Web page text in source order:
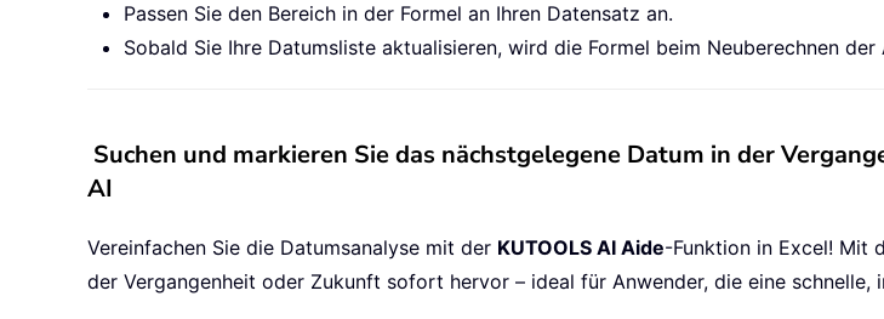
Passen Sie den Bereich in der Formel an Ihren Datensatz an.
Sobald Sie Ihre Datumsliste aktualisieren, wird die Formel beim Neuberechnen
Suchen und markieren Sie das nächstgelegene Datum in der
AI
Vereinfachen Sie die Datumsanalyse mit der KUTOOLS AI Aide-Funktion in Excel! Mit
der Vergangenheit oder Zukunft sofort hervor – ideal für Anwender, die eine